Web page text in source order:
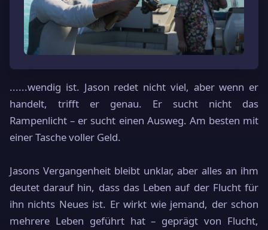
......wendig ist. Jason redet nicht viel, aber wenn er
handelt, trifft er genau. Er sucht nicht das
Rampenlicht – er sucht einen Ausweg. Am besten mit
einer Tasche voller Geld.
Jasons Vergangenheit bleibt unklar, aber alles an ihm
deutet darauf hin, dass das Leben auf der Flucht für
ihn nichts Neues ist. Er wirkt wie jemand, der schon
mehrere Leben geführt hat – geprägt von Flucht,